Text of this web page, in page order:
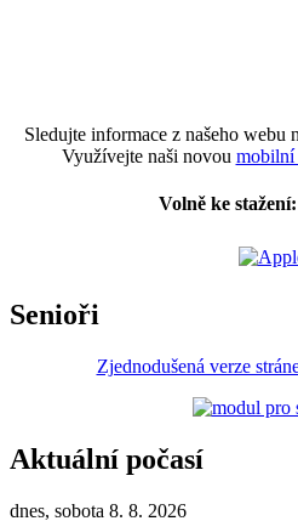
Sledujte informace z našeho webu
Využívejte naši novou
Volně ke stažení:
Senioři
Zjednodušená verze
Aktuální počasí
dnes, sobota 8. 8. 2026